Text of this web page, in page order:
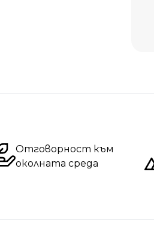
Отговорност към
околната среда